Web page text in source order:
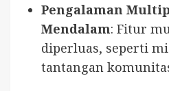
Pengalaman
Mendalam: Fitur
diperluas, seperti
tantangan